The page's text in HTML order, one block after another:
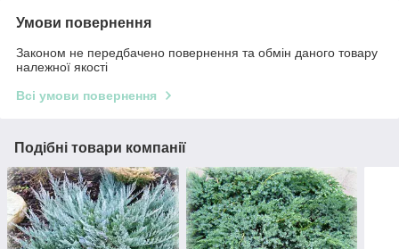
Умови повернення
Законом не передбачено повернення та обмін даного товару
належної якості
Всі умови повернення
Подібні товари компанії